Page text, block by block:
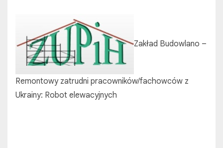
Zakład Budowlano –
Remontowy zatrudni pracowników/fachowców z
Ukrainy: Robot elewacyjnych